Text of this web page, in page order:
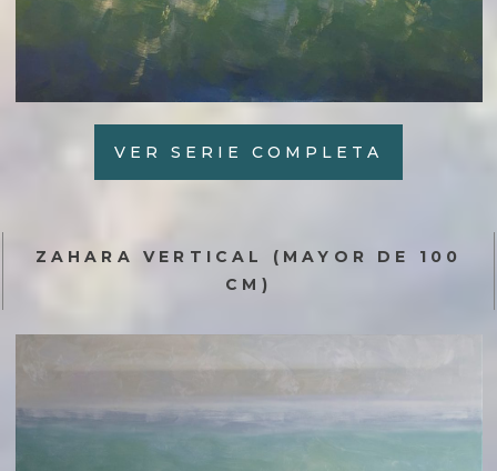
VER SERIE COMPLETA
ZAHARA VERTICAL (MAYOR DE 100
CM)